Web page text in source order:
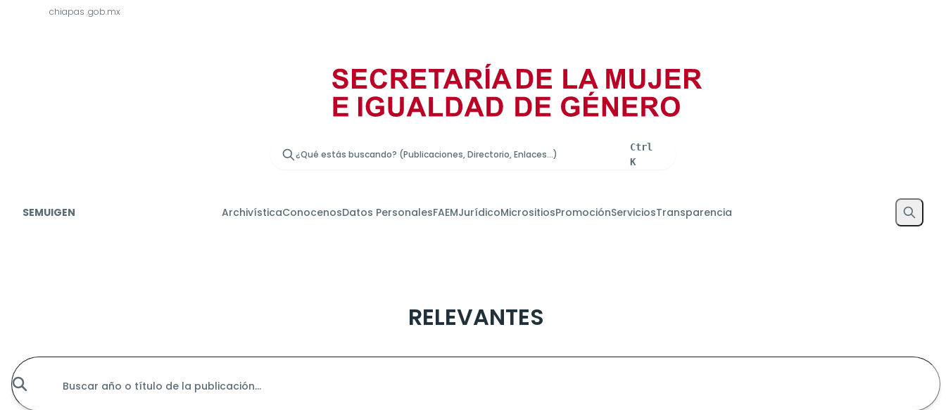
chiapas .gob.mx
¿Qué estás buscando? (Publicaciones, Directorio, Enlaces...)
Ctrl
K
SEMUIGEN ArchivísticaConocenosDatos PersonalesFAEMJurídicoMicrositiosPromociónServiciosTransparencia
RELEVANTES